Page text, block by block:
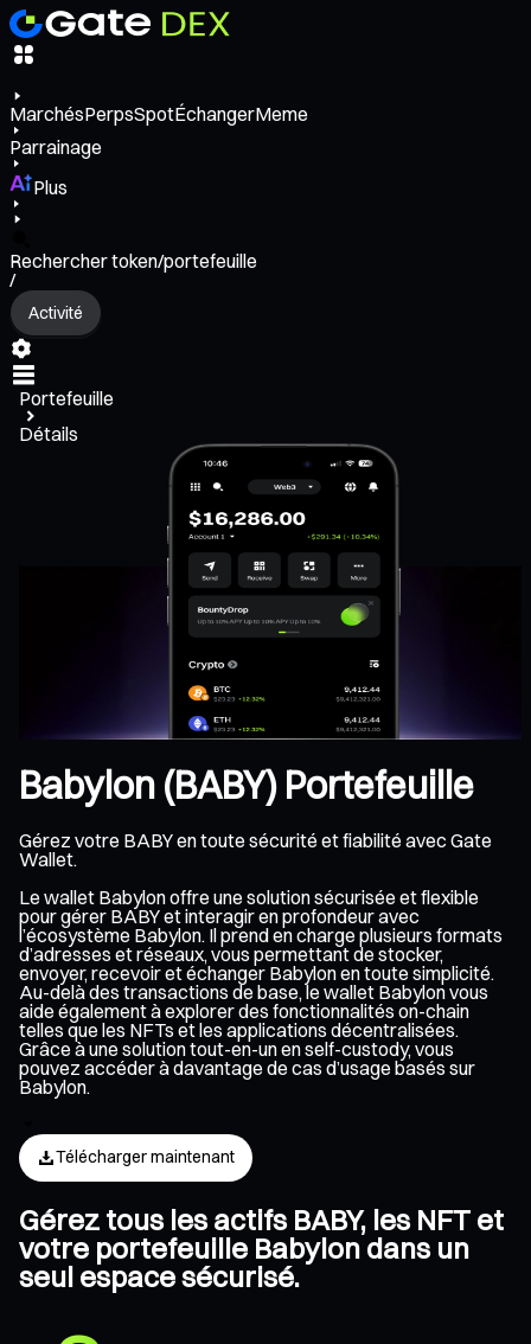
MarchésPerpsSpotÉchangerMeme
Parrainage
Plus
Rechercher token/portefeuille
/
Activité
Portefeuille
Détails
Babylon (BABY) Portefeuille
Gérez votre BABY en toute sécurité et fiabilité avec Gate
Wallet.
Le wallet Babylon offre une solution sécurisée et flexible
pour gérer BABY et interagir en profondeur avec
l’écosystème Babylon. Il prend en charge plusieurs formats
d’adresses et réseaux, vous permettant de stocker,
envoyer, recevoir et échanger Babylon en toute simplicité.
Au-delà des transactions de base, le wallet Babylon vous
aide également à explorer des fonctionnalités on-chain
telles que les NFTs et les applications décentralisées.
Grâce à une solution tout-en-un en self-custody, vous
pouvez accéder à davantage de cas d’usage basés sur
Babylon.
Télécharger maintenant
Gérez tous les actifs BABY, les NFT et
votre portefeuille Babylon dans un
seul espace sécurisé.